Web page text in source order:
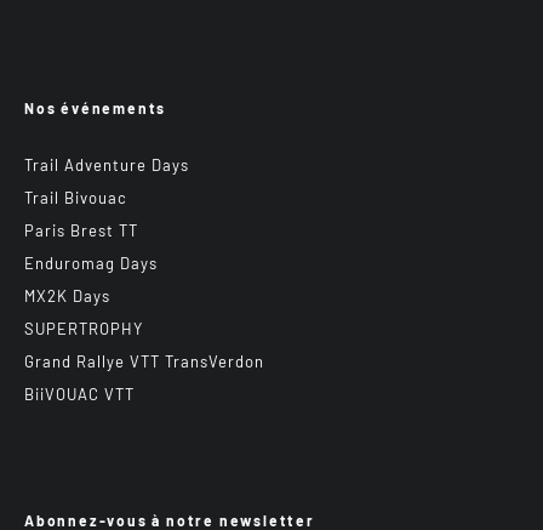
Nos événements
Trail Adventure Days
Trail Bivouac
Paris Brest TT
Enduromag Days
MX2K Days
SUPERTROPHY
Grand Rallye VTT TransVerdon
BiiVOUAC VTT
Abonnez-vous à notre newsletter